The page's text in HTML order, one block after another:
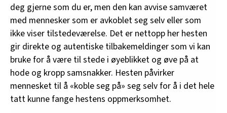
deg gjerne som du er, men den kan avvise samværet
med mennesker som er avkoblet seg selv eller som
ikke viser tilstedeværelse. Det er nettopp her hesten
gir direkte og autentiske tilbakemeldinger som vi kan
bruke for å være til stede i øyeblikket og øve på at
hode og kropp samsnakker. Hesten påvirker
mennesket til å «koble seg på» seg selv for å i det hele
tatt kunne fange hestens oppmerksomhet.